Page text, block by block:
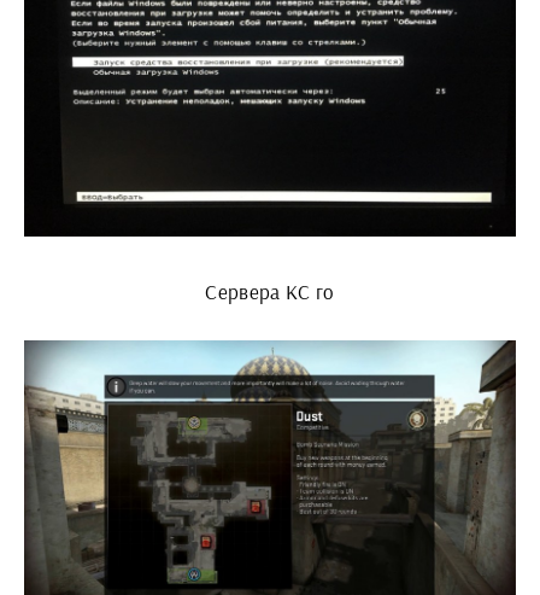
Сервера КС го